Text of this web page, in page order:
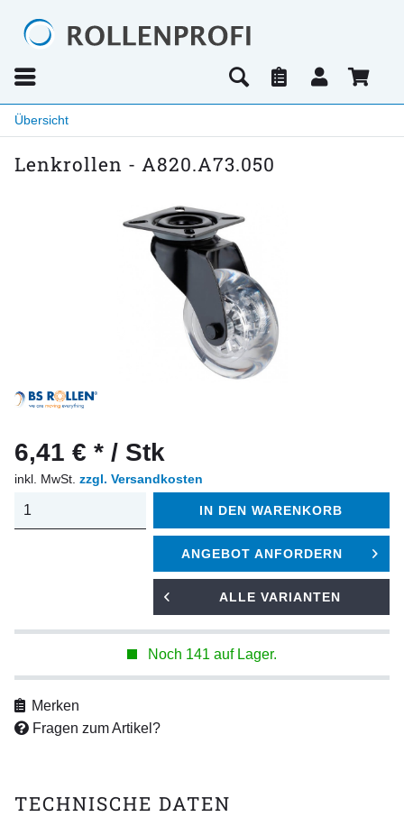
Übersicht
Lenkrollen - A820.A73.050
6,41 € * / Stk
inkl. MwSt. zzgl. Versandkosten
IN DEN WARENKORB
ANGEBOT ANFORDERN
ALLE VARIANTEN
Noch 141 auf Lager.
Merken
Fragen zum Artikel?
TECHNISCHE DATEN